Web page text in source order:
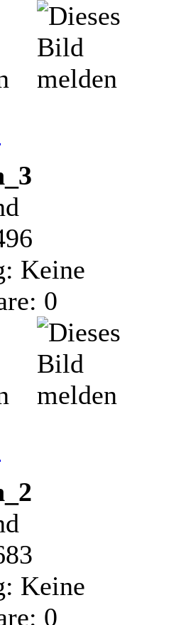
Keine
0
Keine
0